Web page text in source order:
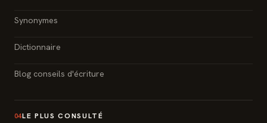
Synonymes
Dictionnaire
Blog conseils d'écriture
04LE PLUS CONSULTÉ